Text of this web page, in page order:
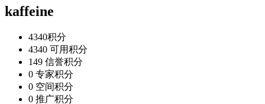
kaffeine
4340积分
4340 可用积分
149 信誉积分
0 专家积分
0 空间积分
0 推广积分